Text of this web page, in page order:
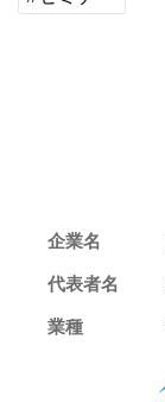
企業名
代表者名
業種